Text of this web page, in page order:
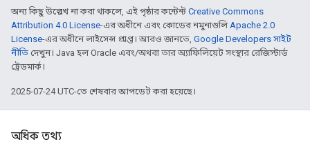
অন্য কিছু উল্লেখ না করা থাকলে, এই পৃষ্ঠার কন্টেন্ট Creative Commons
Attribution 4.0 License-এর অধীনে এবং কোডের নমুনাগুলিApache 2.0
License-এর অধীনে লাইসেন্স প্রাপ্ত। আরও জানতে, Google Developers সাইট
নীতি দেখুন। Java হল Oracle এবং/অথবা তার অ্যাফিলিয়েট সংস্থার রেজিস্টার্ড
ট্রেডমার্ক।
2025-07-24 UTC-তে শেষবার আপডেট করা হয়েছে।
অধিক তথ্য